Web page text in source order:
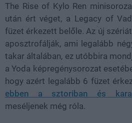
The Rise of Kylo Ren
után ért véget, a Legacy of
füzet érkezett belőle. Az új
aposztrofálják, ami legalább
takar általában, ez utóbbira
a Yoda képregénysorozat
hogy azért legalább 6 füzet
ebben a sztoriban és
meséljenek még róla.